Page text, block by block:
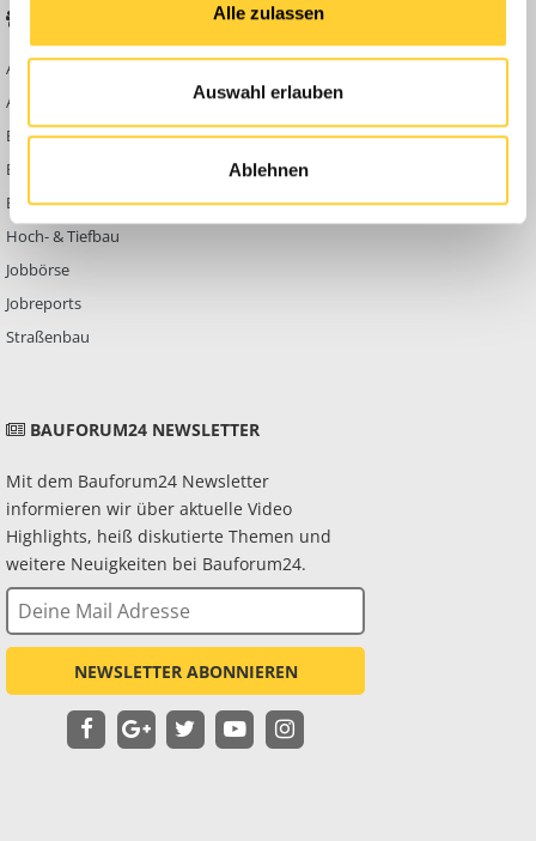
Alle zulassen
Auswahl erlauben
Ablehnen
Abbruch
Ausbildung & Beruf
Bau Allgemein
Baumaschinen
Berg- & Tagebau
Hoch- & Tiefbau
Jobbörse
Jobreports
Straßenbau
KONTAKT
Bauforum24
Kontakt
Impressum
BAUFORUM24 NEWSLETTER
Mit dem Bauforum24 Newsletter
informieren wir über aktuelle Video
Highlights, heiß diskutierte Themen und
weitere Neuigkeiten bei Bauforum24.
NEWSLETTER ABONNIEREN